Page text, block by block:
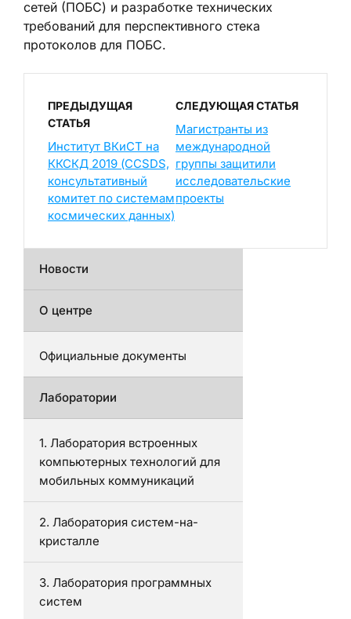
сетей (ПОБС) и разработке технических
требований для перспективного стека
протоколов для ПОБС.
ПРЕДЫДУЩАЯ
СТАТЬЯ
Институт ВКиСТ на
ККСКД 2019 (CCSDS,
консультативный
комитет по системам
космических данных)
СЛЕДУЮЩАЯ СТАТЬЯ
Магистранты из
международной
группы защитили
исследовательские
проекты
Новости
О центре
Официальные документы
Лаборатории
1. Лаборатория встроенных
компьютерных технологий для
мобильных коммуникаций
2. Лаборатория систем-на-
кристалле
3. Лаборатория программных
систем